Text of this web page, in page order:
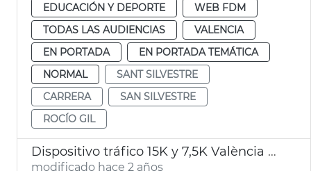
EDUCACIÓN Y DEPORTE
WEB FDM
TODAS LAS AUDIENCIAS
VALENCIA
EN PORTADA
EN PORTADA TEMÁTICA
NORMAL
SANT SILVESTRE
CARRERA
SAN SILVESTRE
ROCÍO GIL
Dispositivo tráfico 15K y 7,5K València Abierta al Mar
modificado hace 2 años